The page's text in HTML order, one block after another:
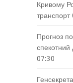
Кривому
транспорт
Прогноз
07:30